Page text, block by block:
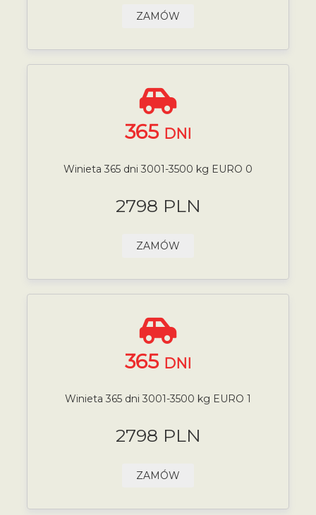
ZAMÓW
365 DNI
Winieta 365 dni 3001-3500 kg EURO 0
2798 PLN
ZAMÓW
365 DNI
Winieta 365 dni 3001-3500 kg EURO 1
2798 PLN
ZAMÓW